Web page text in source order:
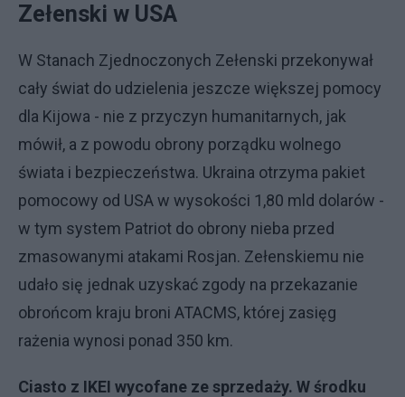
Zełenski w USA
W Stanach Zjednoczonych Zełenski przekonywał
cały świat do udzielenia jeszcze większej pomocy
dla Kijowa - nie z przyczyn humanitarnych, jak
mówił, a z powodu obrony porządku wolnego
świata i bezpieczeństwa. Ukraina otrzyma pakiet
pomocowy od USA w wysokości 1,80 mld dolarów -
w tym system Patriot do obrony nieba przed
zmasowanymi atakami Rosjan. Zełenskiemu nie
udało się jednak uzyskać zgody na przekazanie
obrońcom kraju broni ATACMS, której zasięg
rażenia wynosi ponad 350 km.
Ciasto z IKEI wycofane ze sprzedaży. W środku